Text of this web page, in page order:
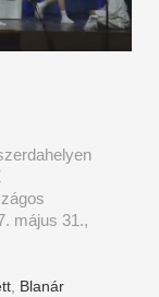
május 31.,
, Blanár